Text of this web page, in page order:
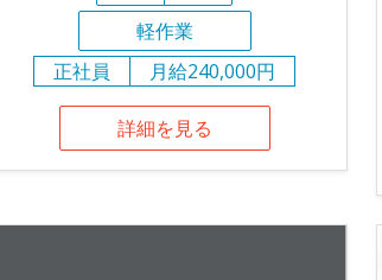
軽作業
正社員
月給240,000円
詳細を見る